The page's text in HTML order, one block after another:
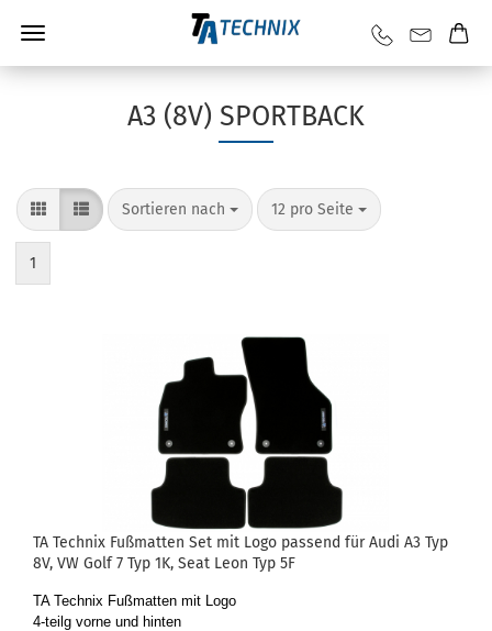
A3 (8V) SPORTBACK
Sortieren nach 12 pro Seite
1
TA Tech­nix Fuß­mat­ten Set mit Logo pas­send für Audi A3 Typ
8V, VW Golf 7 Typ 1K, Seat Leon Typ 5F
TA Tech­nix Fuß­mat­ten mit Logo
4-​teilg vorne und hin­ten